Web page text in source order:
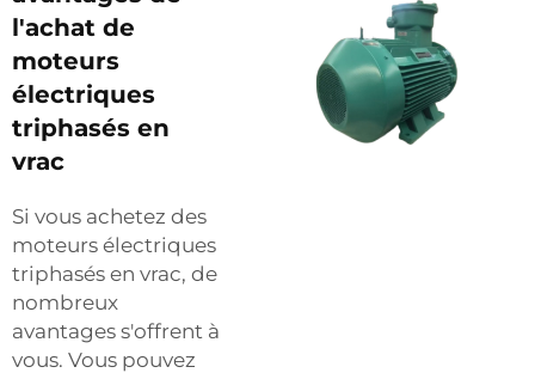
l'achat de
moteurs
électriques
triphasés en
vrac
Si vous achetez des
moteurs électriques
triphasés en vrac, de
nombreux
avantages s'offrent à
vous. Vous pouvez